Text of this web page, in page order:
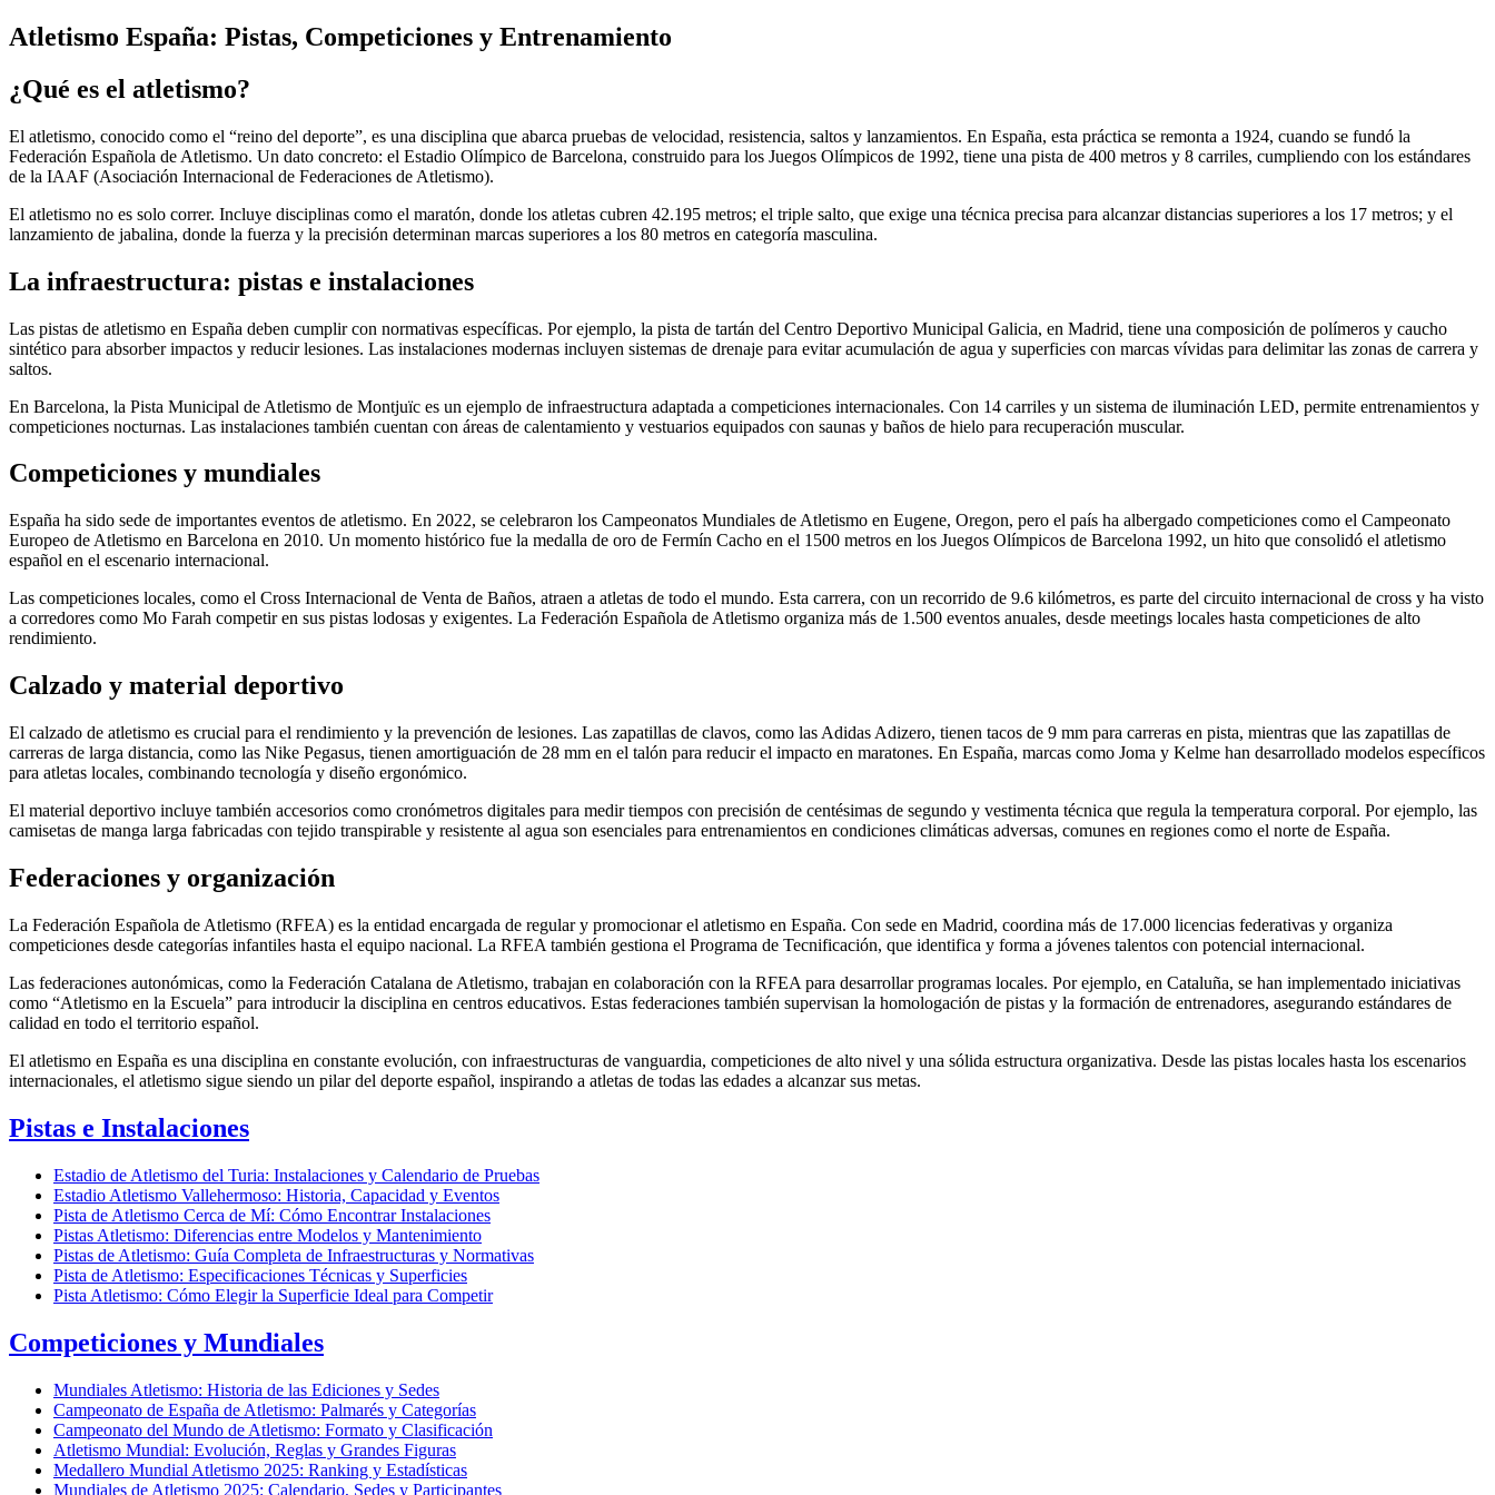
Atletismo España: Pistas, Competiciones y Entrenamiento
¿Qué es el atletismo?
El atletismo, conocido como el “reino del deporte”, es una disciplina que abarca pruebas de velocidad, resistencia, saltos y lanzamientos. En España, esta práctica se remonta a 1924, cuando se fundó la
Federación Española de Atletismo. Un dato concreto: el Estadio Olímpico de Barcelona, construido para los Juegos Olímpicos de 1992, tiene una pista de 400 metros y 8 carriles, cumpliendo con los estándares
de la IAAF (Asociación Internacional de Federaciones de Atletismo).
El atletismo no es solo correr. Incluye disciplinas como el maratón, donde los atletas cubren 42.195 metros; el triple salto, que exige una técnica precisa para alcanzar distancias superiores a los 17 metros; y el
lanzamiento de jabalina, donde la fuerza y la precisión determinan marcas superiores a los 80 metros en categoría masculina.
La infraestructura: pistas e instalaciones
Las pistas de atletismo en España deben cumplir con normativas específicas. Por ejemplo, la pista de tartán del Centro Deportivo Municipal Galicia, en Madrid, tiene una composición de polímeros y caucho
sintético para absorber impactos y reducir lesiones. Las instalaciones modernas incluyen sistemas de drenaje para evitar acumulación de agua y superficies con marcas vívidas para delimitar las zonas de carrera y
saltos.
En Barcelona, la Pista Municipal de Atletismo de Montjuïc es un ejemplo de infraestructura adaptada a competiciones internacionales. Con 14 carriles y un sistema de iluminación LED, permite entrenamientos y
competiciones nocturnas. Las instalaciones también cuentan con áreas de calentamiento y vestuarios equipados con saunas y baños de hielo para recuperación muscular.
Competiciones y mundiales
España ha sido sede de importantes eventos de atletismo. En 2022, se celebraron los Campeonatos Mundiales de Atletismo en Eugene, Oregon, pero el país ha albergado competiciones como el Campeonato
Europeo de Atletismo en Barcelona en 2010. Un momento histórico fue la medalla de oro de Fermín Cacho en el 1500 metros en los Juegos Olímpicos de Barcelona 1992, un hito que consolidó el atletismo
español en el escenario internacional.
Las competiciones locales, como el Cross Internacional de Venta de Baños, atraen a atletas de todo el mundo. Esta carrera, con un recorrido de 9.6 kilómetros, es parte del circuito internacional de cross y ha visto
a corredores como Mo Farah competir en sus pistas lodosas y exigentes. La Federación Española de Atletismo organiza más de 1.500 eventos anuales, desde meetings locales hasta competiciones de alto
rendimiento.
Calzado y material deportivo
El calzado de atletismo es crucial para el rendimiento y la prevención de lesiones. Las zapatillas de clavos, como las Adidas Adizero, tienen tacos de 9 mm para carreras en pista, mientras que las zapatillas de
carreras de larga distancia, como las Nike Pegasus, tienen amortiguación de 28 mm en el talón para reducir el impacto en maratones. En España, marcas como Joma y Kelme han desarrollado modelos específicos
para atletas locales, combinando tecnología y diseño ergonómico.
El material deportivo incluye también accesorios como cronómetros digitales para medir tiempos con precisión de centésimas de segundo y vestimenta técnica que regula la temperatura corporal. Por ejemplo, las
camisetas de manga larga fabricadas con tejido transpirable y resistente al agua son esenciales para entrenamientos en condiciones climáticas adversas, comunes en regiones como el norte de España.
Federaciones y organización
La Federación Española de Atletismo (RFEA) es la entidad encargada de regular y promocionar el atletismo en España. Con sede en Madrid, coordina más de 17.000 licencias federativas y organiza
competiciones desde categorías infantiles hasta el equipo nacional. La RFEA también gestiona el Programa de Tecnificación, que identifica y forma a jóvenes talentos con potencial internacional.
Las federaciones autonómicas, como la Federación Catalana de Atletismo, trabajan en colaboración con la RFEA para desarrollar programas locales. Por ejemplo, en Cataluña, se han implementado iniciativas
como “Atletismo en la Escuela” para introducir la disciplina en centros educativos. Estas federaciones también supervisan la homologación de pistas y la formación de entrenadores, asegurando estándares de
calidad en todo el territorio español.
El atletismo en España es una disciplina en constante evolución, con infraestructuras de vanguardia, competiciones de alto nivel y una sólida estructura organizativa. Desde las pistas locales hasta los escenarios
internacionales, el atletismo sigue siendo un pilar del deporte español, inspirando a atletas de todas las edades a alcanzar sus metas.
Pistas e Instalaciones
Estadio de Atletismo del Turia: Instalaciones y Calendario de Pruebas
Estadio Atletismo Vallehermoso: Historia, Capacidad y Eventos
Pista de Atletismo Cerca de Mí: Cómo Encontrar Instalaciones
Pistas Atletismo: Diferencias entre Modelos y Mantenimiento
Pistas de Atletismo: Guía Completa de Infraestructuras y Normativas
Pista de Atletismo: Especificaciones Técnicas y Superficies
Pista Atletismo: Cómo Elegir la Superficie Ideal para Competir
Competiciones y Mundiales
Mundiales Atletismo: Historia de las Ediciones y Sedes
Campeonato de España de Atletismo: Palmarés y Categorías
Campeonato del Mundo de Atletismo: Formato y Clasificación
Atletismo Mundial: Evolución, Reglas y Grandes Figuras
Medallero Mundial Atletismo 2025: Ranking y Estadísticas
Mundiales de Atletismo 2025: Calendario, Sedes y Participantes